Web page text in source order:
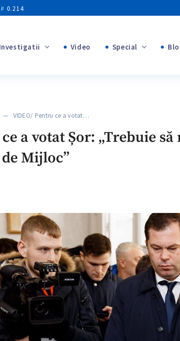
₽ 0.214
Investigatii Video Special
— VIDEO/ Pentru ce a votat…
a votat Șor: „Trebuie
Mijloc”